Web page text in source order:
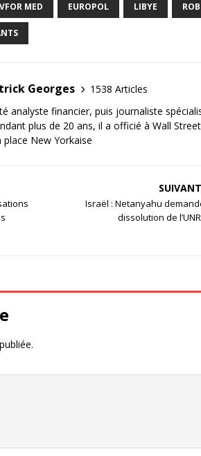
MED EUROPOL LIBYE
Georges
1538 Articles
analyste financier, puis journaliste
plus de 20 ans, il a officié à Wall
place New Yorkaise
SUIVANT
Israël : Netanyahu
dissolution de